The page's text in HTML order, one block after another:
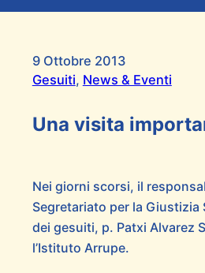
9 Ottobre 2013
Gesuiti, News & Eventi
Una visita
Nei giorni scorsi, il
Segretariato per la Giustizia
dei gesuiti, p. Patxi Alvarez
l’Istituto Arrupe.